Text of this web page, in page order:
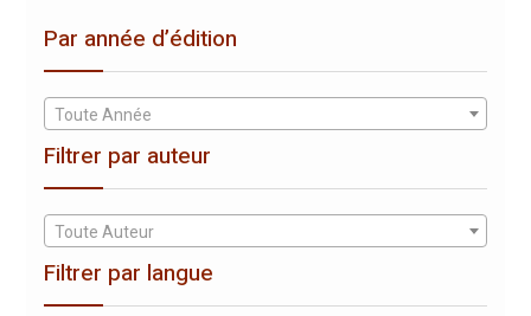
Par année d’édition
Toute Année
Filtrer par auteur
Toute Auteur
Filtrer par langue